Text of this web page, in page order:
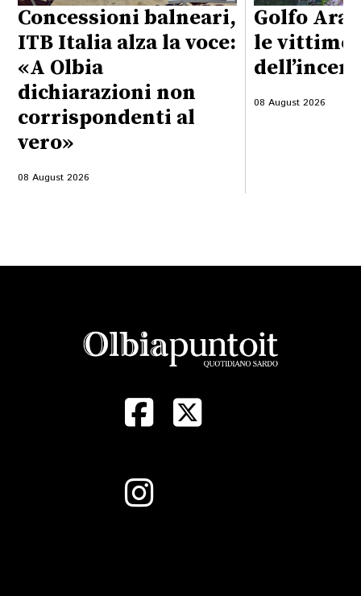
Concessioni balneari,
ITB Italia alza la voce:
«A Olbia
dichiarazioni non
corrispondenti al
vero»
08 August 2026
Golfo
le vittime
08 August 2026